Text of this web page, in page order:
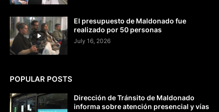
El presupuesto de Maldonado fue
realizado por 50 personas
July 16, 2026
POPULAR POSTS
Dirección de Tránsito de Maldonado
informa sobre atención presencial y vías